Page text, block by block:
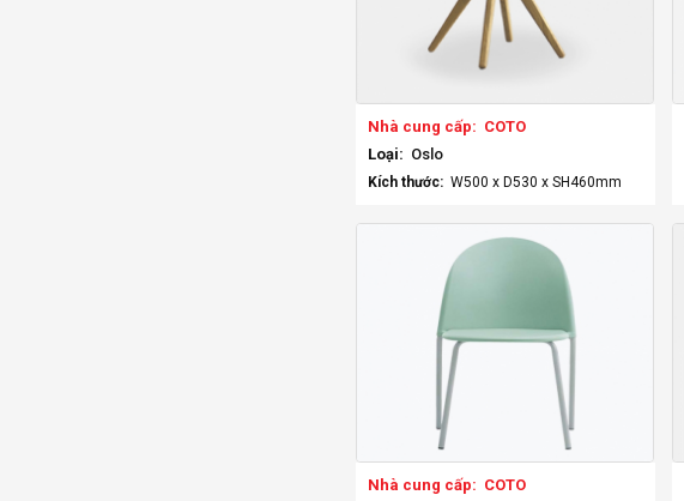
Nhà cung cấp: COTO
Loại: Oslo
Kích thước: W500 x D530 x SH460mm
Nhà cung cấp: COTO